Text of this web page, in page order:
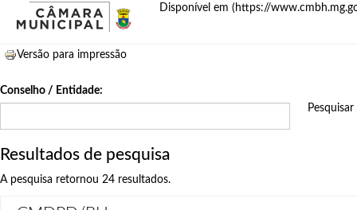
Disponível em ( https://
Versão para impressão
Conselho / Entidade:
Resultados de pesquisa
A pesquisa retornou 24 resultados.